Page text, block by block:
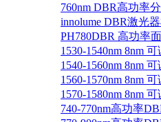
760nm DBR高功率
innolume DBR激光
PH780DBR 高功率
1530-1540nm 8nm
1540-1560nm 8nm
1560-1570nm 8nm
1570-1580nm 8nm
740-770nm高功率